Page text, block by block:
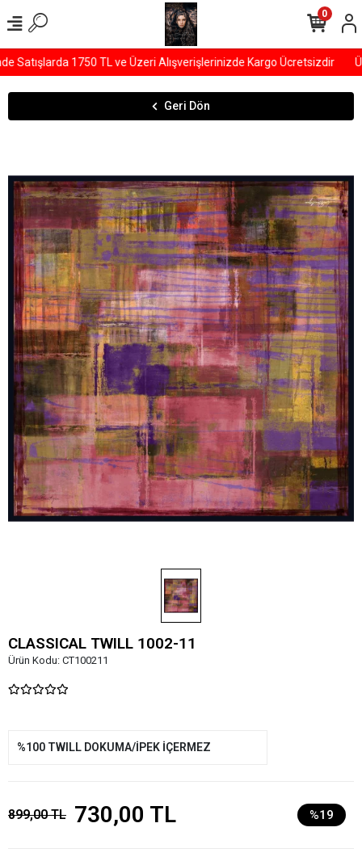
1750 TL ve Üzeri Alışverişlerinizde Kargo Ücretsizdir
0
Geri Dön
CLASSICAL TWILL 1002-11
Ürün Kodu: CT100211
%100 TWILL DOKUMA/İPEK İÇERMEZ
899,00 TL 730,00 TL %19